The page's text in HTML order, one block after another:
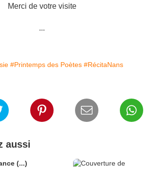
Merci de votre visite
...
#Printemps des Poètes #RécitaNans
aussi
(...)